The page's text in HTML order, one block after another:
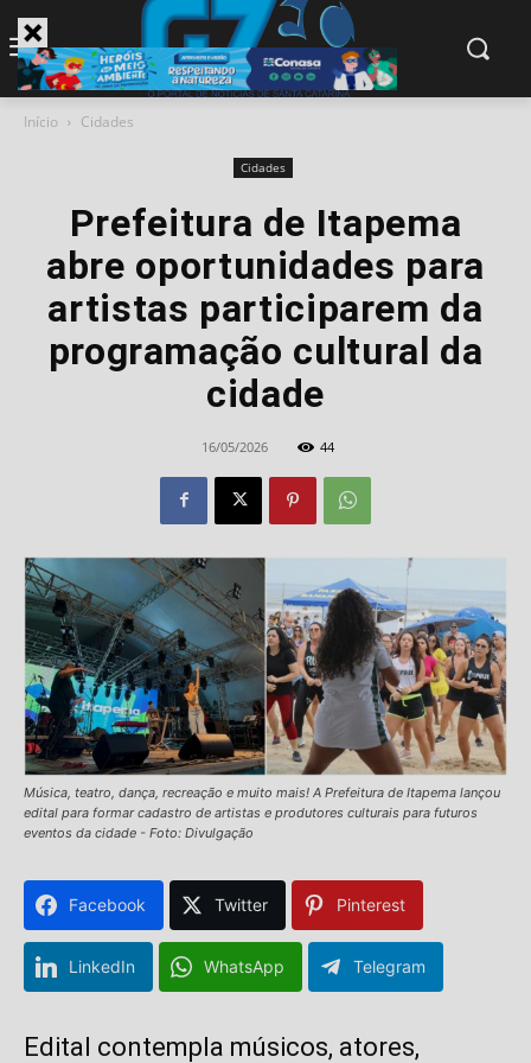
Início Cidades
Cidades
Prefeitura de Itapema
abre oportunidades para
artistas participarem da
programação cultural da
cidade
16/05/2026 44
Música, teatro, dança, recreação e muito mais! A Prefeitura de Itapema lançou
edital para formar cadastro de artistas e produtores culturais para futuros
eventos da cidade - Foto: Divulgação
Facebook Twitter Pinterest
LinkedIn WhatsApp Telegram
Edital contempla músicos, atores,
modal-check